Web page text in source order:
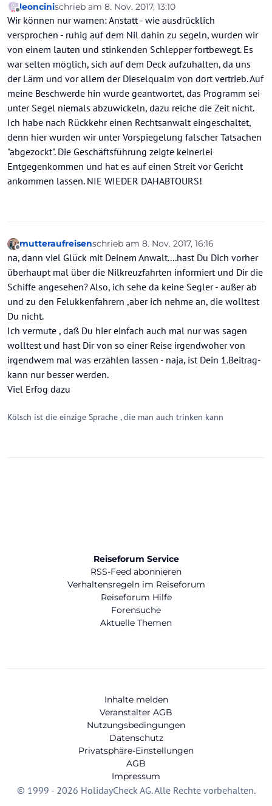
Offline
leoncinischrieb am 8. Nov. 2017, 13:10
zuletzt editiert von
Wir können nur warnen: Anstatt - wie ausdrücklich
versprochen - ruhig auf dem Nil dahin zu segeln, wurden wir
von einem lauten und stinkenden Schlepper fortbewegt. Es
war selten möglich, sich auf dem Deck aufzuhalten, da uns
der Lärm und vor allem der Dieselqualm von dort vertrieb. Auf
meine Beschwerde hin wurde geantwortet, das Programm sei
unter Segel niemals abzuwickeln, dazu reiche die Zeit nicht.
Ich habe nach Rückkehr einen Rechtsanwalt eingeschaltet,
denn hier wurden wir unter Vorspiegelung falscher Tatsachen
"abgezockt". Die Geschäftsführung zeigte keinerlei
Entgegenkommen und hat es auf einen Streit vor Gericht
ankommen lassen. NIE WIEDER DAHABTOURS!
Offline
mutteraufreisenschrieb am 8. Nov. 2017, 16:16
zuletzt editiert von
na, dann viel Glück mit Deinem Anwalt....hast Du Dich vorher
überhaupt mal über die Nilkreuzfahrten informiert und Dir die
Schiffe angesehen? Also, ich sehe da keine Segler - außer ab
und zu den Felukkenfahrern ,aber ich nehme an, die wolltest
Du nicht.
Ich vermute , daß Du hier einfach auch mal nur was sagen
wolltest und hast Dir von so einer Reise irgendwoher von
irgendwem mal was erzählen lassen - naja, ist Dein 1.Beitrag-
kann nur besser werden.
Viel Erfog dazu
Kölsch ist die einzige Sprache , die man auch trinken kann
Reiseforum Service
RSS-Feed abonnieren
Verhaltensregeln im Reiseforum
Reiseforum Hilfe
Forensuche
Aktuelle Themen
Inhalte melden
Veranstalter AGB
Nutzungsbedingungen
Datenschutz
Privatsphäre-Einstellungen
AGB
Impressum
© 1999 - 2026 HolidayCheck AG. Alle Rechte vorbehalten.